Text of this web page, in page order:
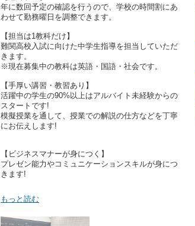
年に数回予定の確認を行うので、学校の時間割にあ
わせて勤務曜日を調整できます。
【担当は1教科だけ】
難関高校入試に向けた中学生指導を担当していただ
きます。
※現在募集中の教科は英語・国語・社会です。
【手厚い講習・教習あり】
活躍中の学生の90%以上はアルバイト未経験からの
スタートです!
模擬授業を通して、授業での解説の仕方などを丁寧
にお伝えします!
【ビジネスマナーが身につく】
プレゼン能力やコミュニケーションスキルが身につ
きます!
もっと読む